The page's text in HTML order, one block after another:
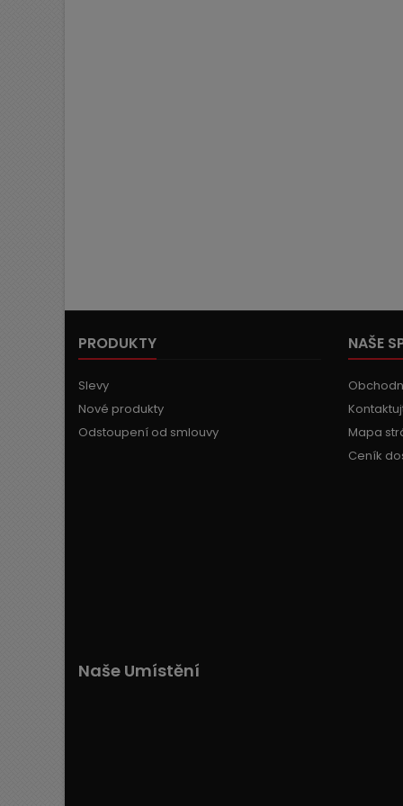
PRODUKTY
Slevy
Nové produkty
Odstoupení od smlouvy
NAŠE
Mapa
Ceník
Naše Umístění